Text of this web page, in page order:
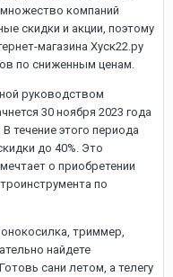
компаний
скидки и акции, поэтому
магазина Хуск22.ру
по сниженным ценам.
руководством
30 ноября 2023 года
течение этого периода
до 40%. Это
о приобретении
по
триммер,
найдете
сани летом, а телегу